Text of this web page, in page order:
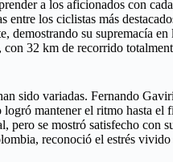
a los aficionados con
los ciclistas más
su supremacía en
32 km de recorrido
sido variadas. Fernando
mantener el ritmo hasta el
pero se mostró satisfecho con
reconoció el estrés vivido